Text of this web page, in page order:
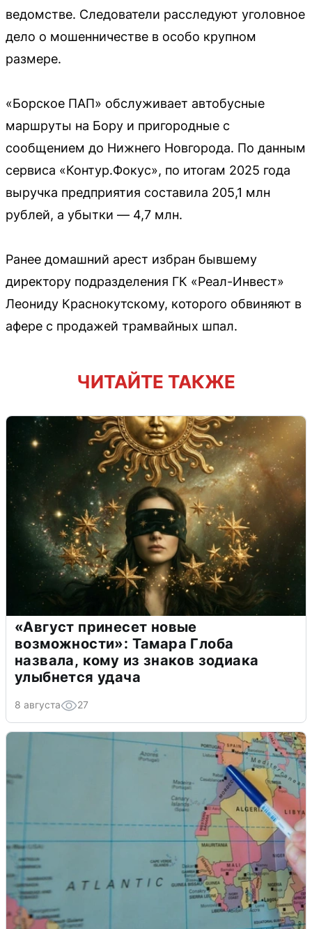
ведомстве. Следователи расследуют уголовное
дело о мошенничестве в особо крупном
размере.
«Борское ПАП» обслуживает автобусные
маршруты на Бору и пригородные с
сообщением до Нижнего Новгорода. По данным
сервиса «Контур.Фокус», по итогам 2025 года
выручка предприятия составила 205,1 млн
рублей, а убытки — 4,7 млн.
Ранее домашний арест избран бывшему
директору подразделения ГК «Реал-Инвест»
Леониду Краснокутскому, которого обвиняют в
афере с продажей трамвайных шпал.
ЧИТАЙТЕ ТАКЖЕ
«Август принесет новые
возможности»: Тамара Глоба
назвала, кому из знаков зодиака
улыбнется удача
8 августа 27